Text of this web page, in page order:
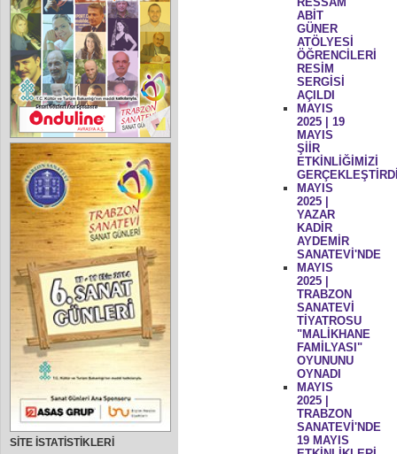
SİTE İSTATİSTİKLERİ
ABİT
GÜNER
ATÖLYESİ
ÖĞRENCİLERİ
RESİM
SERGİSİ
AÇILDI
MAYIS
2025 | 19
MAYIS
ŞİİR
ETKİNLİĞİMİZİ
MAYIS
2025 |
YAZAR
KADİR
AYDEMİR
SANATEVİ'NDE
MAYIS
2025 |
TRABZON
SANATEVİ
TİYATROSU
"MALİKHANE
FAMİLYASI"
OYUNUNU
OYNADI
MAYIS
2025 |
TRABZON
SANATEVİ'NDE
19 MAYIS